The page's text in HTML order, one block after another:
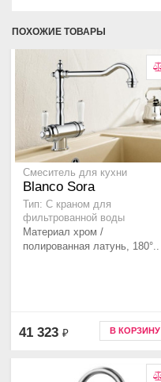
ПОХОЖИЕ ТОВАРЫ
Смеситель для кухни
Blanco Sora
Тип: С краном для
фильтрованной воды
Материал хром /
полированная латунь, 180°..
41 323 ₽ В КОРЗИНУ